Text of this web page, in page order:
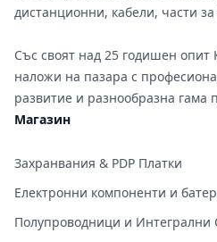
дистанционни, кабели, части
Със своят над 25 годишен опит
наложи на пазара с
развитие и разнообразна гама
Магазин
Захранвания & PDP Платки
Електронни компоненти и
Полупроводници и Интегрални